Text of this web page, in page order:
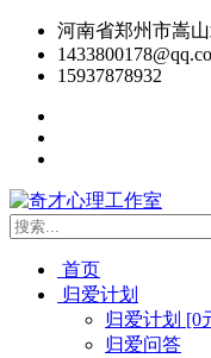
河南省郑州市嵩
15937878932
首页
归爱计划
归爱计划 [0
归爱问答